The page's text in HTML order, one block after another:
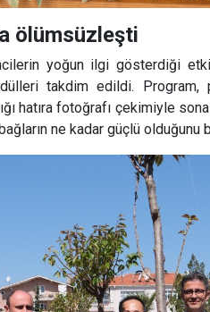
ölümsüzleşti
yoğun ilgi gösterdiği
takdim edildi.
hatıra fotoğrafı çekimiyle
ne kadar güçlü olduğunu